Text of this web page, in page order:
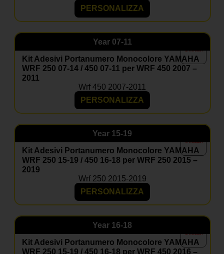
PERSONALIZZA
Year07-11
Kit Adesivi Portanumero Monocolore YAMAHA
WRF 250 07-14 / 450 07-11 per WRF 450 2007 –
2011
Wrf 450 2007-2011
PERSONALIZZA
Year 15-19
Kit Adesivi Portanumero Monocolore YAMAHA
WRF 250 15-19 / 450 16-18 per WRF 250 2015 –
2019
Wrf 250 2015-2019
PERSONALIZZA
Year 16-18
Kit Adesivi Portanumero Monocolore YAMAHA
WRF 250 15-19 / 450 16-18 per WRF 450 2016 –